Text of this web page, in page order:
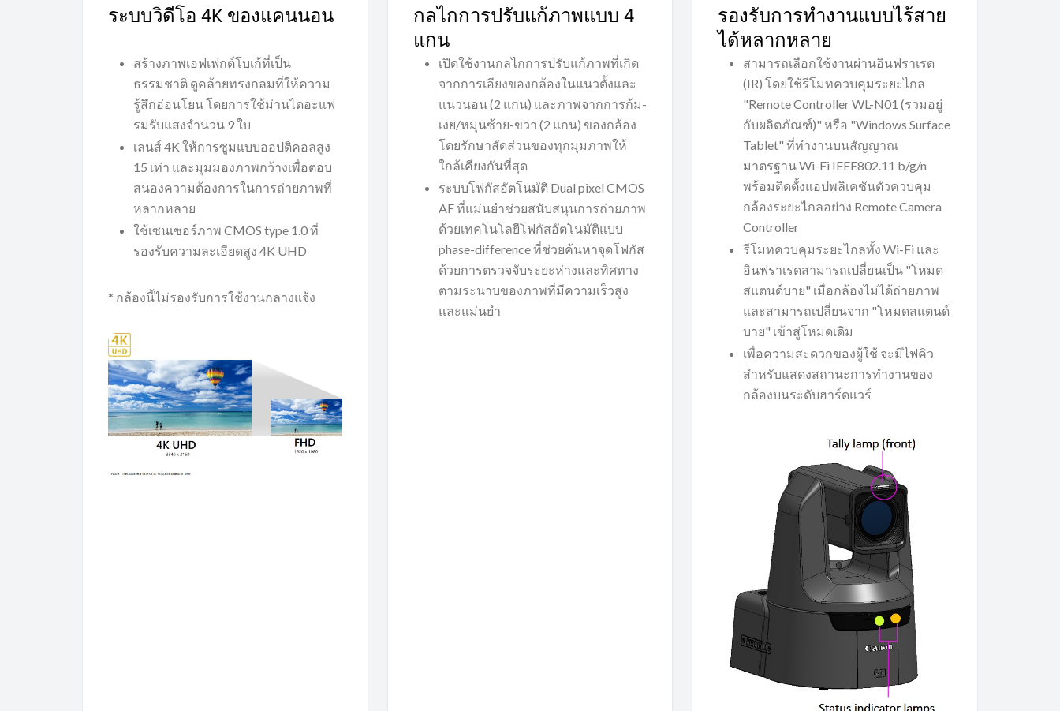
ระบบวิดีโอ 4K ของแคนนอน
สร้างภาพเอฟเฟกต์โบเก้ที่เป็น
ธรรมชาติ ดูคล้ายทรงกลมที่ให้ความ
รู้สึกอ่อนโยน โดยการใช้ม่านไดอะแฟ
รมรับแสงจำนวน 9 ใบ
เลนส์ 4K ให้การซูมแบบออปติคอลสูง
15 เท่า และมุมมองภาพกว้างเพื่อตอบ
สนองความต้องการในการถ่ายภาพที่
หลากหลาย
ใช้เซนเซอร์ภาพ CMOS type 1.0 ที่
รองรับความละเอียดสูง 4K UHD
* กล้องนี้ไม่รองรับการใช้งานกลางแจ้ง
กลไกการปรับแก้ภาพแบบ 4
แกน
เปิดใช้งานกลไกการปรับแก้ภาพที่เกิด
จากการเอียงของกล้องในแนวตั้งและ
แนวนอน (2 แกน) และภาพจากการก้ม-
เงย/หมุนซ้าย-ขวา (2 แกน) ของกล้อง
โดยรักษาสัดส่วนของทุกมุมภาพให้
ใกล้เคียงกันที่สุด
ระบบโฟกัสอัตโนมัติ Dual pixel CMOS
AF ที่แม่นยำช่วยสนับสนุนการถ่ายภาพ
ด้วยเทคโนโลยีโฟกัสอัตโนมัติแบบ
phase-difference ที่ช่วยค้นหาจุดโฟกัส
ด้วยการตรวจจับระยะห่างและทิศทาง
ตามระนาบของภาพที่มีความเร็วสูง
และแม่นยำ
รองรับการทำงานแบบไร้สาย
ได้หลากหลาย
สามารถเลือกใช้งานผ่านอินฟราเรด
(IR) โดยใช้รีโมทควบคุมระยะไกล
"Remote Controller WL-N01 (รวมอยู่
กับผลิตภัณฑ์)" หรือ "Windows Surface
Tablet" ที่ทำงานบนสัญญาณ
มาตรฐาน Wi-Fi IEEE802.11 b/g/n
พร้อมติดตั้งแอปพลิเคชันตัวควบคุม
กล้องระยะไกลอย่าง Remote Camera
Controller
รีโมทควบคุมระยะไกลทั้ง Wi-Fi และ
อินฟราเรดสามารถเปลี่ยนเป็น "โหมด
สแตนด์บาย" เมื่อกล้องไม่ได้ถ่ายภาพ
และสามารถเปลี่ยนจาก "โหมดสแตนด์
บาย" เข้าสู่โหมดเดิม
เพื่อความสะดวกของผู้ใช้ จะมีไฟคิว
สำหรับแสดงสถานะการทำงานของ
กล้องบนระดับฮาร์ดแวร์